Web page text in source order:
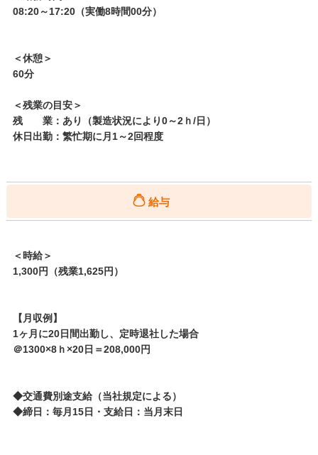
08:20～17:20（実働8時間00分）
＜休憩＞
60分
＜残業の目安＞
残 業：あり（製造状況により0～2ｈ/日）
休日出勤：繁忙期に月1～2回程度
給与
＜時給＞
1,300円（残業1,625円）
【月収例】
1ヶ月に20日間出勤し、定時退社した場合
＠1300×8ｈ×20日＝208,000円
◆交通費別途支給（当社規定による）
◆締日：毎月15日・支給日：当月末日